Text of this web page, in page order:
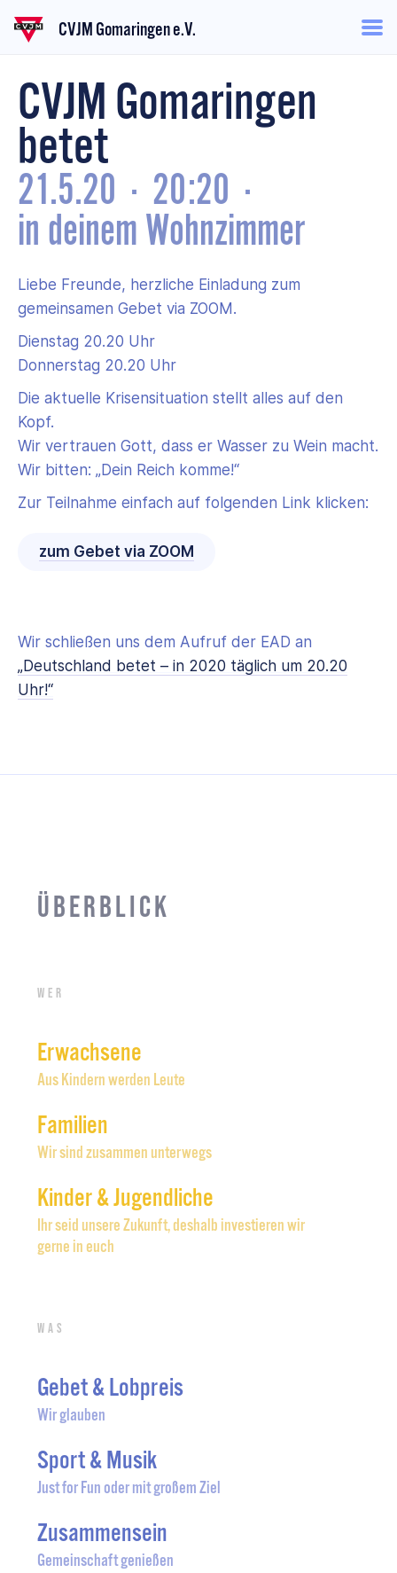
CVJM Gomaringen e.V.
CVJM Gomaringen
betet
21.5.20 · 20:20 ·
in deinem Wohnzimmer
Liebe Freunde, herzliche Einladung zum
gemeinsamen Gebet via ZOOM.
Dienstag 20.20 Uhr
Donnerstag 20.20 Uhr
Die aktuelle Krisensituation stellt alles auf den
Kopf.
Wir vertrauen Gott, dass er Wasser zu Wein macht.
Wir bitten: „Dein Reich komme!“
Zur Teilnahme einfach auf folgenden Link klicken:
zum Gebet via ZOOM
Wir schließen uns dem Aufruf der EAD an
„Deutschland betet – in 2020 täglich um 20.20
Uhr!“
Überblick
Wer
Erwachsene
Aus Kindern werden Leute
Familien
Wir sind zusammen unterwegs
Kinder & Jugendliche
Ihr seid unsere Zukunft, deshalb investieren wir
gerne in euch
Was
Gebet & Lobpreis
Wir glauben
Sport & Musik
Just for Fun oder mit großem Ziel
Zusammensein
Gemeinschaft genießen